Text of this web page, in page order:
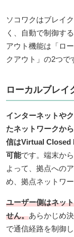
ソコワクはブレイ
く、自動で制御す
アウト機能は「ロ
クアウト」の2つで
ローカルブレイ
インターネットや
たネットワークか
信はVirtual Closed
可能です。端末か
よって、拠点への
め、拠点ネットワ
ユーザー側はネッ
せん。あらかじめ
で通信経路を制御し